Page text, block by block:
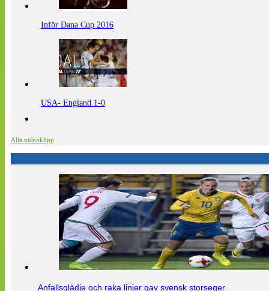
Inför Dana Cup 2016
USA- England 1-0
Alla videoklipp
Anfallsglädje och raka linjer gav svensk storseger